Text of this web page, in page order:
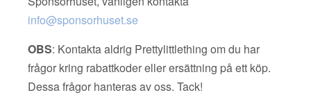
info@sponsorhuset.se
OBS: Kontakta aldrig Prettylittlething om du har
frågor kring rabattkoder eller ersättning på ett köp.
Dessa frågor hanteras av oss. Tack!